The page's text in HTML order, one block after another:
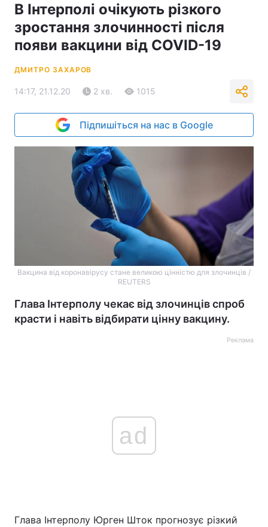
В Інтерполі очікують різкого
зростання злочинності після
появи вакцини від COVID-19
ДМИТРО ЗАХАРОВ
14:17, 21.12.20 2 хв. 1015
Підпишіться на нас в Google
Вакцина від коронавірусу стане великою цінністю для злочинців /
REUTERS
Глава Інтерполу чекає від злочинців спроб
красти і навіть відбирати цінну вакцину.
Реклама
ad
Глава Інтерполу Юрген Шток прогнозує різкий